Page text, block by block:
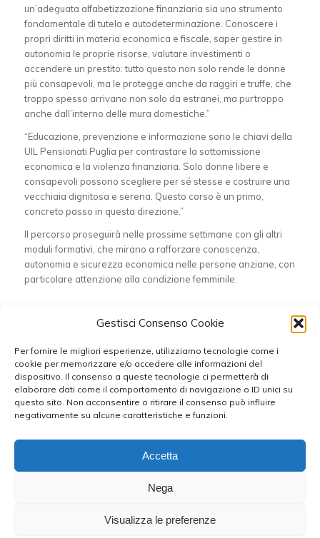
Gestisci Consenso Cookie
Per fornire le migliori esperienze, utilizziamo tecnologie come i
cookie per memorizzare e/o accedere alle informazioni del
dispositivo. Il consenso a queste tecnologie ci permetterà di
elaborare dati come il comportamento di navigazione o ID unici su
questo sito. Non acconsentire o ritirare il consenso può influire
negativamente su alcune caratteristiche e funzioni.
Accetta
Nega
Visualizza le preferenze
un’adeguata alfabetizzazione finanziaria sia uno strumento
fondamentale di tutela e autodeterminazione. Conoscere i
propri diritti in materia economica e fiscale, saper gestire in
autonomia le proprie risorse, valutare investimenti o
accendere un prestito: tutto questo non solo rende le donne
più consapevoli, ma le protegge anche da raggiri e truffe, che
troppo spesso arrivano non solo da estranei, ma purtroppo
anche dall’interno delle mura domestiche.”
“Educazione, prevenzione e informazione sono le chiavi della
UIL Pensionati Puglia per contrastare la sottomissione
economica e la violenza finanziaria. Solo donne libere e
consapevoli possono scegliere per sé stesse e costruire una
vecchiaia dignitosa e serena. Questo corso è un primo,
concreto passo in questa direzione.”
Il percorso proseguirà nelle prossime settimane con gli altri
moduli formativi, che mirano a rafforzare conoscenza,
autonomia e sicurezza economica nelle persone anziane, con
particolare attenzione alla condizione femminile.
Condividi questo articolo
RESPONSABILE DELLA COMUNICAZIONE: Antonello Corigliano - WEB
80017600737 - Tutti i diritti riservati